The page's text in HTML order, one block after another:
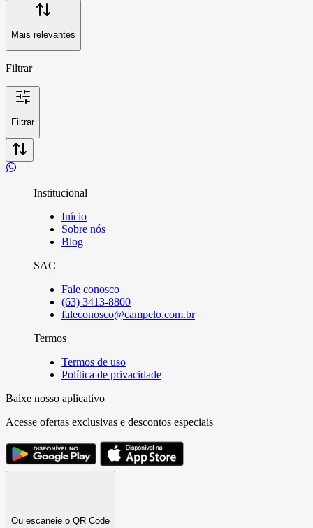
Mais relevantes
Filtrar
Filtrar
Institucional
Início
Sobre nós
Blog
SAC
Fale conosco
(63) 3413-8800
faleconosco@campelo.com.br
Termos
Termos de uso
Política de privacidade
Baixe nosso aplicativo
Acesse ofertas exclusivas e descontos especiais
Ou escaneie o QR Code